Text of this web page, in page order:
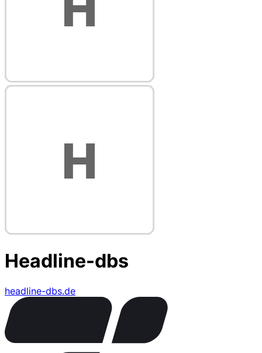
Headline-dbs
headline-dbs.de